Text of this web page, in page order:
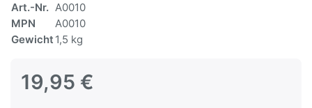
Art.-Nr. A0010
MPN
A0010
Gewicht 1,5 kg
19,95 €